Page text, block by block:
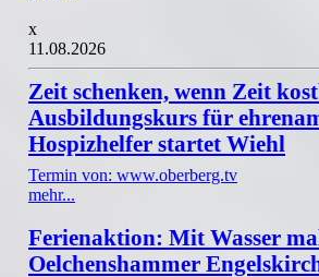
x
11.08.2026
Zeit schenken, wenn Zeit
Ausbildungskurs für
Hospizhelfer startet Wiehl
Termin von: www.oberberg.tv
mehr...
Ferienaktion: Mit Wasser
Oelchenshammer